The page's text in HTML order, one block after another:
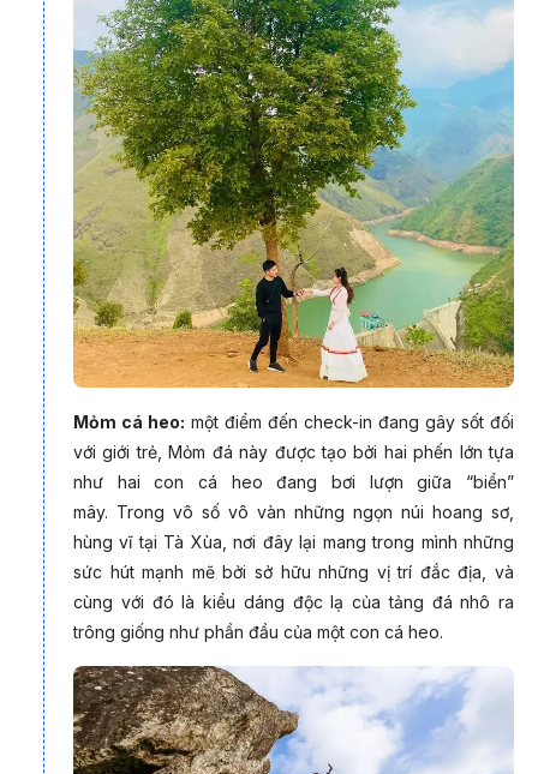
Với vị trí địa lý như vậy, đến Tà Xùa bạn sẽ được trốn khói bụi
thành phố để tận hưởng bầu không khí mát lành và chiêm
ngưỡng những dải đồi núi trùng điệp, những thửa ruộng bậc
thang lên xuống như những làn sóng xô bờ, đặc biệt là được
thả hồn vào biển mây bồng bềnh có thể xuất hiện bất cứ lúc
nào.
Mỏm cá heo: một điểm đến check-in đang gây sốt đối
với giới trẻ, Mỏm đá này được tạo bởi hai phến lớn tựa
như hai con cá heo đang bơi lượn giữa “biển”
mây. Trong vô số vô vàn những ngọn núi hoang sơ,
hùng vĩ tại Tà Xùa, nơi đây lại mang trong mình những
sức hút mạnh mẽ bởi sở hữu những vị trí đắc địa, và
cùng với đó là kiểu dáng độc lạ của tảng đá nhô ra
trông giống như phần đầu của một con cá heo.